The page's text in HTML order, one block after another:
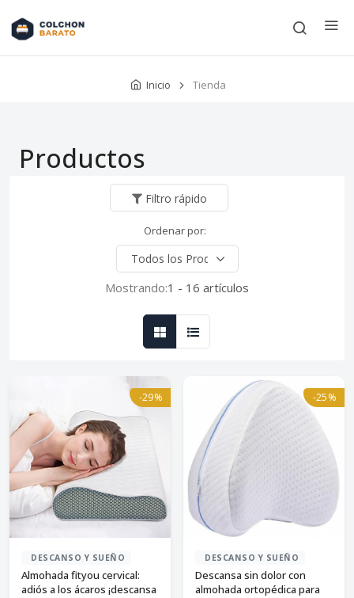
Inicio Tienda
Productos
Filtro rápido
Ordenar por:
Mostrando:1 - 16 artículos
-29%
DESCANSO Y SUEÑO
Almohada fityou cervical:
adiós a los ácaros ¡descansa
-25%
DESCANSO Y SUEÑO
Descansa sin dolor con
almohada ortopédica para